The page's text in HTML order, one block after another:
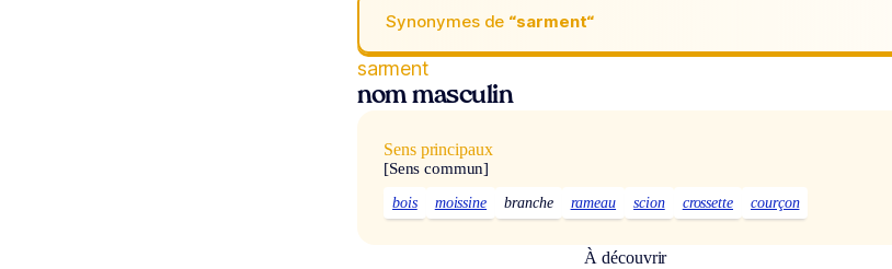
Synonymes de “sarment“
sarment
nom masculin
Sens principaux
[Sens commun]
bois moissine branche rameau scion crossette courçon
À découvrir